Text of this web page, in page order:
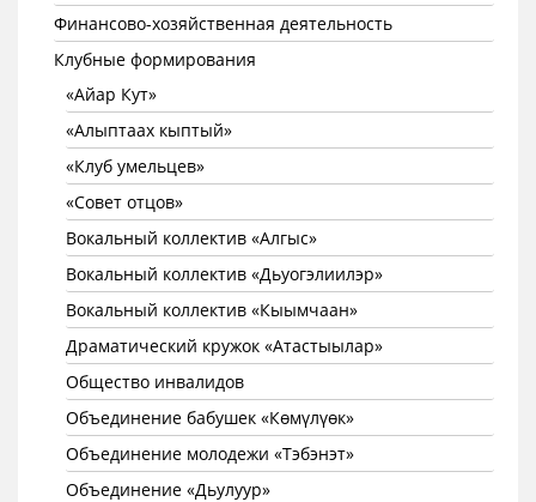
Финансово-хозяйственная деятельность
Клубные формирования
«Айар Кут»
«Алыптаах кыптый»
«Клуб умельцев»
«Совет отцов»
Вокальный коллектив «Алгыс»
Вокальный коллектив «Дьуогэлиилэр»
Вокальный коллектив «Кыымчаан»
Драматический кружок «Атастыылар»
Общество инвалидов
Объединение бабушек «Көмүлүөк»
Объединение молодежи «Тэбэнэт»
Объединение «Дьулуур»